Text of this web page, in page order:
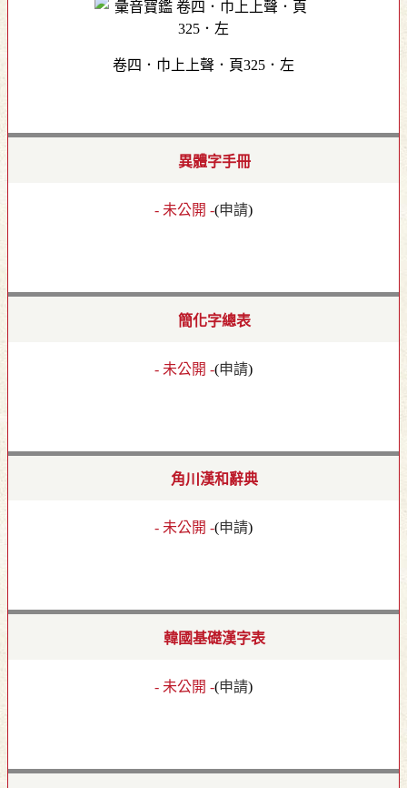
卷四．巾上上聲．頁325．左
異體字手冊
- 未公開 -(申請)
簡化字總表
- 未公開 -(申請)
角川漢和辭典
- 未公開 -(申請)
韓國基礎漢字表
- 未公開 -(申請)